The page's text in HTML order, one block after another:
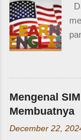
Mengenal
Membuatnya
December 22,